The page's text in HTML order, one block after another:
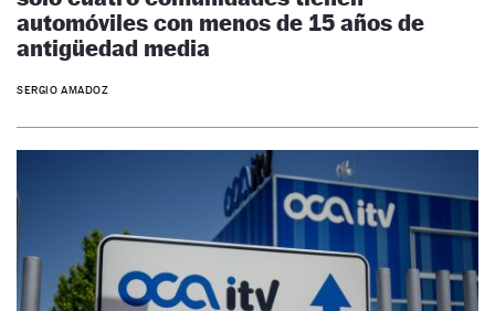
automóviles con menos de 15 años de
antigüedad media
SERGIO AMADOZ